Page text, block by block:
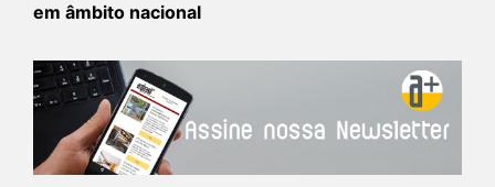
em âmbito nacional